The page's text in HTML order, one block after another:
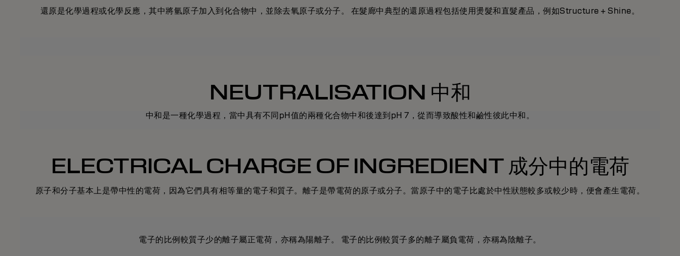
還原是化學過程或化學反應，其中將氫原子加入到化合物中，並除去氧原子或分子。 在髮廊中典型的還原過程包括使用燙髮和直髮產品，例如Structure + Shine。
NEUTRALISATION 中和
中和是一種化學過程，當中具有不同pH值的兩種化合物中和後達到pH 7，從而導致酸性和鹼性彼此中和。
ELECTRICAL CHARGE OF INGREDIENT 成分中的電荷
原子和分子基本上是帶中性的電荷，因為它們具有相等量的電子和質子。離子是帶電荷的原子或分子。當原子中的電子比處於中性狀態較多或較少時，便會產生電荷。
電子的比例較質子少的離子屬正電荷，亦稱為陽離子。 電子的比例較質子多的離子屬負電荷，亦稱為陰離子。